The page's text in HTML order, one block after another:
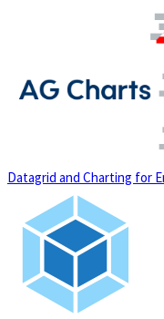
Datagrid and Charting for